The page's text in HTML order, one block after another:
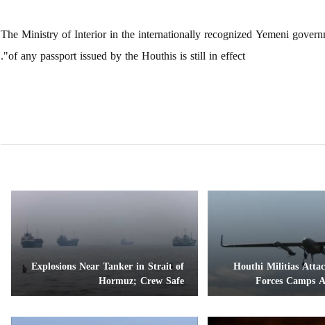
The Ministry of Interior in the internationally recognized Yemeni
of any passport issued by the Houthis is still in effect".
Houthi Militias
Forces Camps
Explosions Near Tanker in Strait of
Hormuz; Crew Safe